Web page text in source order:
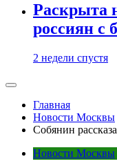
Раскрыта
россиян с
2 недели спустя
Главная
Новости Москвы
Собянин
Новости Москвы